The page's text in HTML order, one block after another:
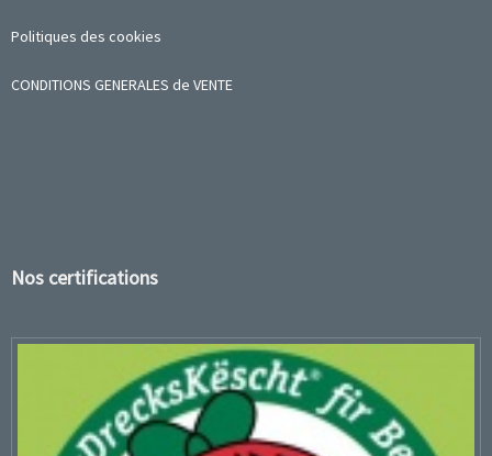
Politiques des cookies
CONDITIONS GENERALES de VENTE
Nos certifications